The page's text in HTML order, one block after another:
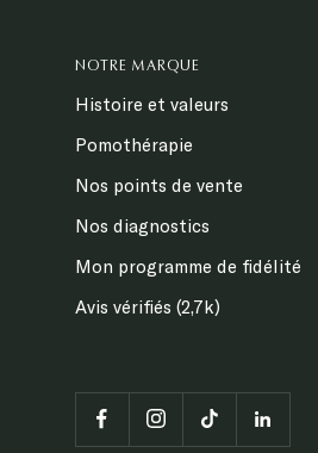
NOTRE MARQUE
Histoire et valeurs
Pomothérapie
Nos points de vente
Nos diagnostics
Mon programme de fidélité
Avis vérifiés (2,7k)